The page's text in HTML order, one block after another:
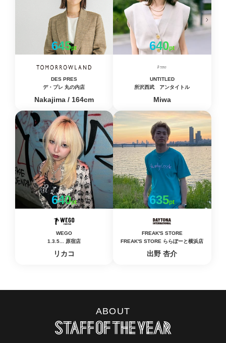
645pt
DES PRES
デ・プレ 丸の内店
Nakajima / 164cm
640pt
UNTITLED
所沢西武 アンタイトル
Miwa
640pt
WEGO
1.3.5... 原宿店
リカコ
635pt
FREAK'S STORE
FREAK'S STORE ららぽーと横浜店
出野 杏介
ABOUT